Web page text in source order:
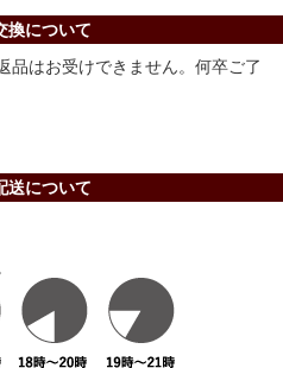
換について
品はお受けできません。何卒ご了
送について